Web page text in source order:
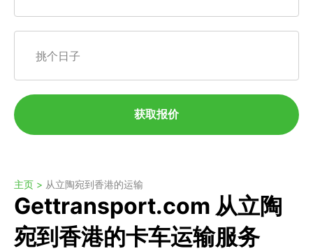
挑个日子
获取报价
主页 > 从立陶宛到香港的运输
Gettransport.com 从立陶
宛到香港的卡车运输服务